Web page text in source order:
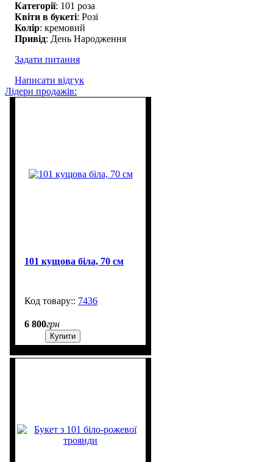
Категорії: 101 роза
Квіти в букеті: Розі
Колір: кремовий
Привід: День Народження
Задати питання
Написати відгук
Лідери продажів:
101 кущова біла, 70 см
7436
6 800грн
Купити